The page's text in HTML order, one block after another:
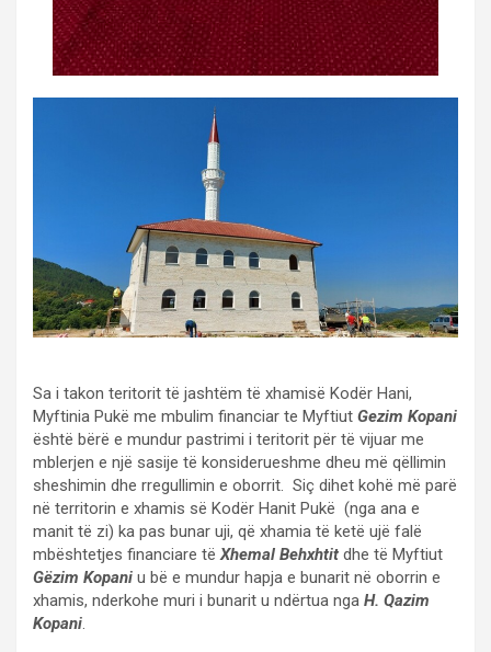
Sa i takon teritorit të jashtëm të xhamisë Kodër Hani,
Myftinia Pukë me mbulim financiar te Myftiut Gezim Kopani
është bërë e mundur pastrimi i teritorit për të vijuar me
mblerjen e një sasije të konsiderueshme dheu më qëllimin
sheshimin dhe rregullimin e oborrit. Siç dihet kohë më parë
në territorin e xhamis së Kodër Hanit Pukë (nga ana e
manit të zi) ka pas bunar uji, që xhamia të ketë ujë falë
mbështetjes financiare tëXhemal Behxhtit dhe të Myftiut
Gëzim Kopani u bë e mundur hapja e bunarit në oborrin e
xhamis, nderkohe muri i bunarit u ndërtua nga H. Qazim
Kopani.